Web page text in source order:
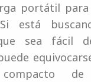
portátil
está
sea fácil
compacto